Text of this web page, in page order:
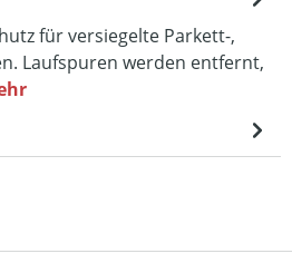
für versiegelte Parkett-,
Laufspuren werden entfernt,